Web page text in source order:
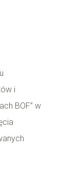
i
BOF” w